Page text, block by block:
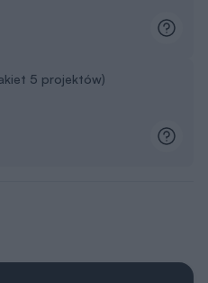
5 projektów)